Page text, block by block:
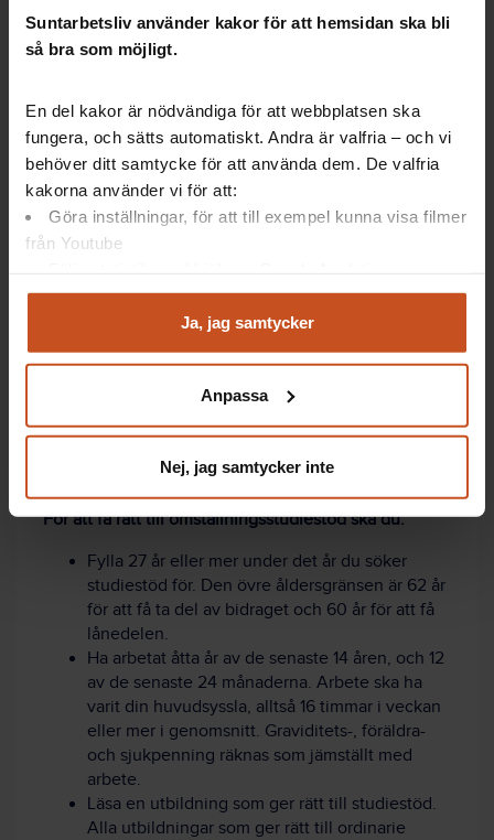
Suntarbetsliv använder kakor för att hemsidan ska bli
så bra som möjligt.
En del kakor är nödvändiga för att webbplatsen ska
fungera, och sätts automatiskt. Andra är valfria – och vi
behöver ditt samtycke för att använda dem. De valfria
kakorna använder vi för att:
Göra inställningar, för att till exempel kunna visa filmer
från Youtube
Analysera trafik för att kunna visa riktad information
Du kan när som helst återta ditt godkännande genom att
integritet@suntarbetsliv.se.
Ja, jag samtycker
Anpassa
Nej, jag samtycker inte
söker
Det nya omställningsstudiestödet är mer populärt än
vad CSN, centrala studiestödsnämnden, trodde på
förhand.
under hösten 2022. Men sedan ansökan öppnade
den 1 oktober och fram till den 8 oktober hade redan
Omställningsstudiestöd – det här gäller
För att få rätt till omställningsstudiestöd ska du:
Fylla 27 år eller mer under det år du söker
studiestöd för. Den övre åldersgränsen är 62 år
för att få ta del av bidraget och 60 år för att få
lånedelen.
Ha arbetat åtta år av de senaste 14 åren, och 12
av de senaste 24 månaderna. Arbete ska ha
varit din huvudsyssla, alltså 16 timmar i veckan
eller mer i genomsnitt. Graviditets-, föräldra-
och sjukpenning räknas som jämställt med
arbete.
Läsa en utbildning som ger rätt till studiestöd.
Alla utbildningar som ger rätt till ordinarie